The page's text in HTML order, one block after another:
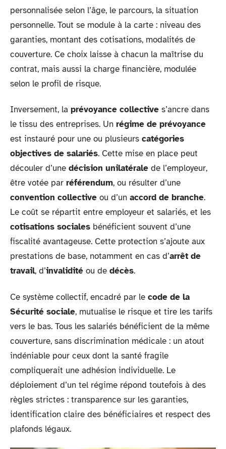
personnalisée selon l’âge, le parcours, la situation
personnelle. Tout se module à la carte : niveau des
garanties, montant des cotisations, modalités de
couverture. Ce choix laisse à chacun la maîtrise du
contrat, mais aussi la charge financière, modulée
selon le profil de risque.
Inversement, la prévoyance collective s’ancre dans
le tissu des entreprises. Un régime de prévoyance
est instauré pour une ou plusieurs catégories
objectives de salariés. Cette mise en place peut
découler d’une décision unilatérale de l’employeur,
être votée par référendum, ou résulter d’une
convention collective ou d’un accord de branche.
Le coût se répartit entre employeur et salariés, et les
cotisations sociales bénéficient souvent d’une
fiscalité avantageuse. Cette protection s’ajoute aux
prestations de base, notamment en cas d’arrêt de
travail, d’invalidité ou de décès.
Ce système collectif, encadré par le code de la
Sécurité sociale, mutualise le risque et tire les tarifs
vers le bas. Tous les salariés bénéficient de la même
couverture, sans discrimination médicale : un atout
indéniable pour ceux dont la santé fragile
compliquerait une adhésion individuelle. Le
déploiement d’un tel régime répond toutefois à des
règles strictes : transparence sur les garanties,
identification claire des bénéficiaires et respect des
plafonds légaux.